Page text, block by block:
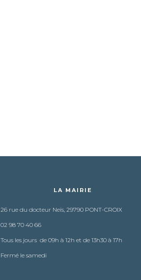
LA MAIRIE
26 rue du docteur Neïs, 29790 PONT-CROIX
02 98 70 40 66
Tous les jours de 09h à 12h et de 13h30 à 17h
Fermé le samedi